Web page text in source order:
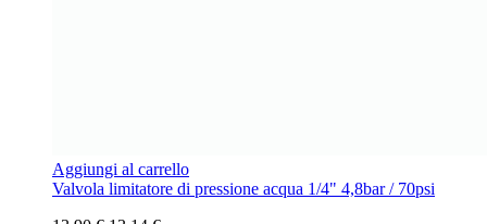
Aggiungi al carrello
Valvola limitatore di pressione acqua 1/4" 4,8bar / 70psi